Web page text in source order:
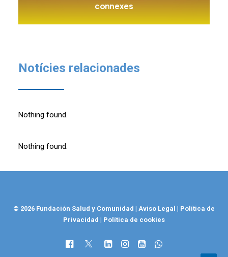
connexes
Notícies relacionades
Nothing found.
Nothing found.
© 2026 Fundación Salud y Comunidad | Aviso Legal | Política de
Privacidad | Política de cookies